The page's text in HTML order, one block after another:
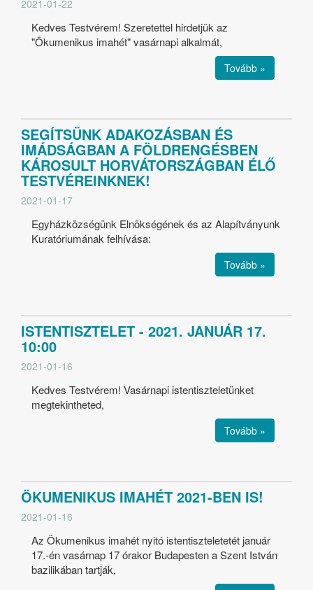
2021-01-22
Kedves Testvérem! Szeretettel hirdetjük az
"Ökumenikus imahét" vasárnapi alkalmát,
Tovább »
SEGÍTSÜNK ADAKOZÁSBAN ÉS
IMÁDSÁGBAN A FÖLDRENGÉSBEN
KÁROSULT HORVÁTORSZÁGBAN ÉLŐ
TESTVÉREINKNEK!
2021-01-17
Egyházközségünk Elnökségének és az Alapítványunk
Kuratóriumának felhívása:
Tovább »
ISTENTISZTELET - 2021. JANUÁR 17.
10:00
2021-01-16
Kedves Testvérem! Vasárnapi istentiszteletünket
megtekintheted,
Tovább »
ÖKUMENIKUS IMAHÉT 2021-BEN IS!
2021-01-16
Az Ökumenikus imahét nyitó istentiszteletetét január
17.-én vasárnap 17 órakor Budapesten a Szent István
bazilikában tartják,